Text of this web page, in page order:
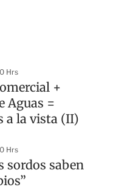
Hrs
+
Aguas =
a la vista (II)
Hrs
sordos saben